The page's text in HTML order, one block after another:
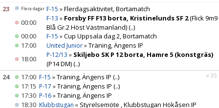
23
Flera dagar F-15 »Flerdagsaktivitet, Bortamatch
00:00
F-13 » Forsby FF F13 borta, Kristinelunds SF 2(Flick 9m9
Blå Gr.2 Höst Västmanland)(..)
00:00
F-15 »Cup Uppsala dag 2, Bortamatch
17:00
United Junior»Träning, Ängens IP
18:00
P-12/13 » Skiljebo SK P 12 borta, Hamre 5 (konstgräs)
(P14 DM)(..)
v.35
24 17:00 F-15 »Träning, Ängens IP (..)
17:15 P-17 »Träning, Ängens IP (..)
17:30 P-16»Träning, Ängens IP
18:30 Klubbstugan » Styrelsemöte , Klubbstugan Hökåsen IP